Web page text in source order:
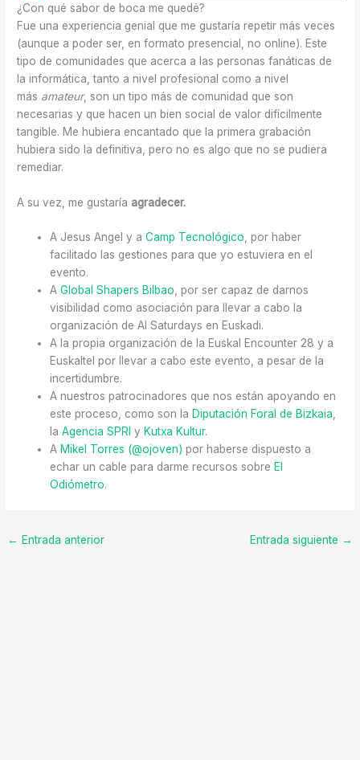
¿Con qué sabor de boca me quedé?
Fue una experiencia genial que me gustaría repetir más veces
(aunque a poder ser, en formato presencial, no online). Este
tipo de comunidades que acerca a las personas fanáticas de
la informática, tanto a nivel profesional como a nivel
más amateur, son un tipo más de comunidad que son
necesarias y que hacen un bien social de valor difícilmente
tangible. Me hubiera encantado que la primera grabación
hubiera sido la definitiva, pero no es algo que no se pudiera
remediar.
A su vez, me gustaría agradecer.
A Jesus Angel y aCamp Tecnológico, por haber
facilitado las gestiones para que yo estuviera en el
evento.
AGlobal Shapers Bilbao, por ser capaz de darnos
visibilidad como asociación para llevar a cabo la
organización de AI Saturdays en Euskadi.
A la propia organización de la Euskal Encounter 28 y a
Euskaltel por llevar a cabo este evento, a pesar de la
incertidumbre.
A nuestros patrocinadores que nos están apoyando en
este proceso, como son la Diputación Foral de Bizkaia,
laAgencia SPRI y Kutxa Kultur.
A Mikel Torres (@ojoven) por haberse dispuesto a
echar un cable para darme recursos sobre El
Odiómetro.
← Entrada anterior Entrada siguiente →